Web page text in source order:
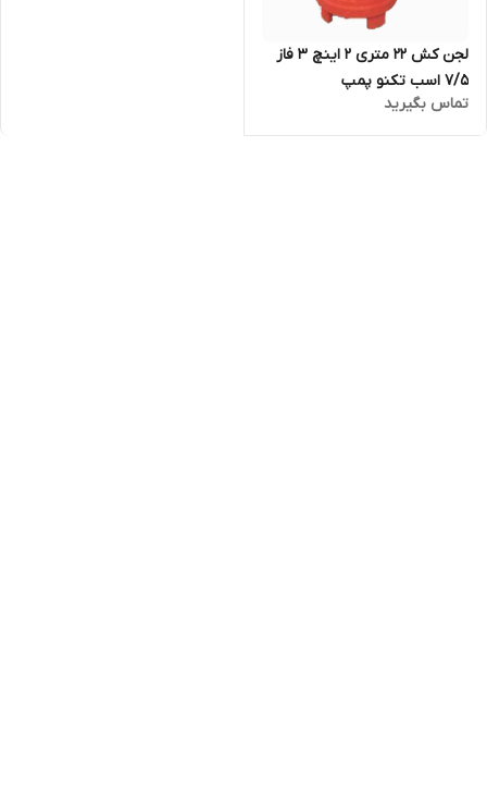
لجن کش ۲۲ متری ۲ اینچ ۳ فاز
۷/۵ اسب تکنو پمپ
تماس بگیرید